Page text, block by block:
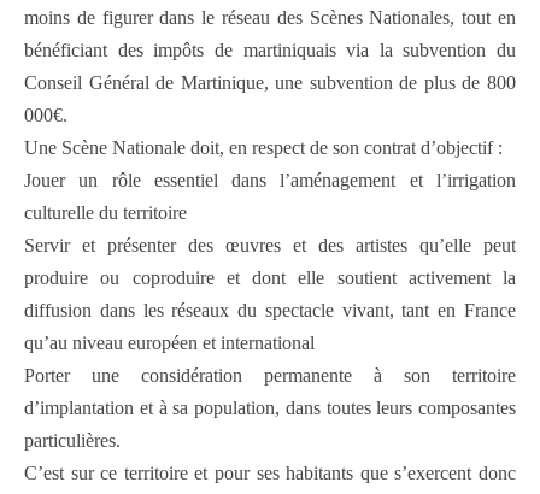
moins de figurer dans le réseau des Scènes Nationales, tout en
bénéficiant des impôts de martiniquais via la subvention du
Conseil Général de Martinique, une subvention de plus de 800
000€.
Une Scène Nationale doit, en respect de son contrat d’objectif :
Jouer un rôle essentiel dans l’aménagement et l’irrigation
culturelle du territoire
Servir et présenter des œuvres et des artistes qu’elle peut
produire ou coproduire et dont elle soutient activement la
diffusion dans les réseaux du spectacle vivant, tant en France
qu’au niveau européen et international
Porter une considération permanente à son territoire
d’implantation et à sa population, dans toutes leurs composantes
particulières.
C’est sur ce territoire et pour ses habitants que s’exercent donc